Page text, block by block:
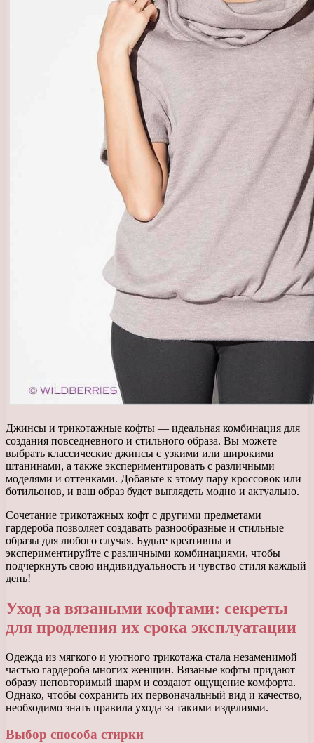
Джинсы и трикотажные кофты — идеальная комбинация для
создания повседневного и стильного образа. Вы можете
выбрать классические джинсы с узкими или широкими
штанинами, а также экспериментировать с различными
моделями и оттенками. Добавьте к этому пару кроссовок или
ботильонов, и ваш образ будет выглядеть модно и актуально.
Сочетание трикотажных кофт с другими предметами
гардероба позволяет создавать разнообразные и стильные
образы для любого случая. Будьте креативны и
экспериментируйте с различными комбинациями, чтобы
подчеркнуть свою индивидуальность и чувство стиля каждый
день!
Уход за вязаными кофтами: секреты
для продления их срока эксплуатации
Одежда из мягкого и уютного трикотажа стала незаменимой
частью гардероба многих женщин. Вязаные кофты придают
образу неповторимый шарм и создают ощущение комфорта.
Однако, чтобы сохранить их первоначальный вид и качество,
необходимо знать правила ухода за такими изделиями.
Выбор способа стирки